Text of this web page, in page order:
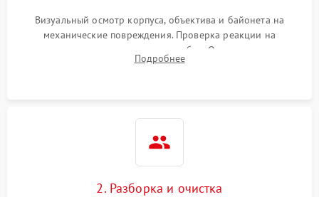
Визуальный осмотр корпуса, объектива и байонета на
механические повреждения. Проверка реакции на
включение, считывание кодов ошибок. Оценка состояния
матрицы и затвора, проверка работы автофокуса и вспышки.
Подробнее
2. Разборка и очистка